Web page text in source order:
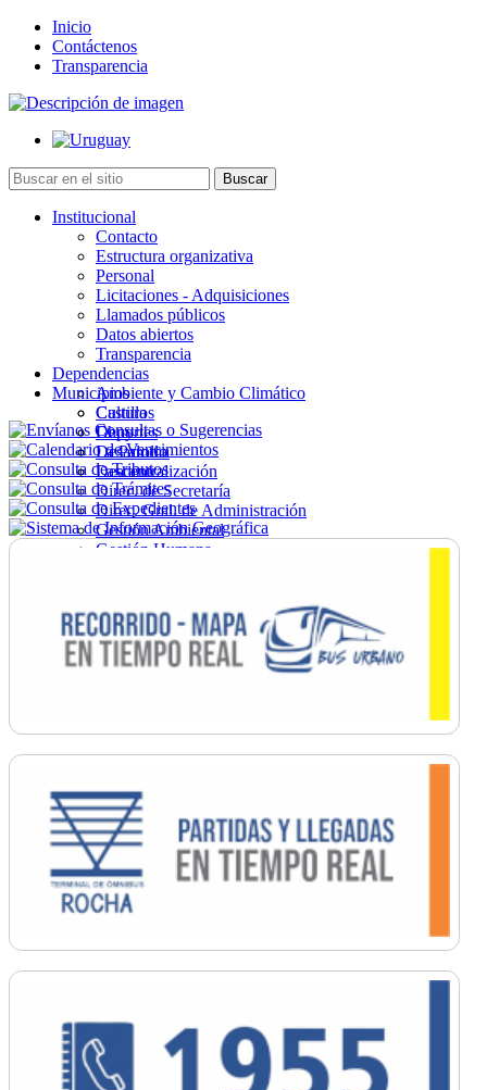
Inicio
Contáctenos
Transparencia
Institucional
Contacto
Estructura organizativa
Personal
Licitaciones - Adquisiciones
Llamados públicos
Datos abiertos
Transparencia
Dependencias
Ambiente y Cambio Climático
Cultura
Deportes
Desarrollo
Descentralización
Direc. de Secretaría
Direc. Gral. de Administración
Gestión Ambiental
Gestión Humana
Ordenamiento
Promoción Social
Salud
Secretaría General
Municipios
Castillos
Chuy
La Paloma
Lascano